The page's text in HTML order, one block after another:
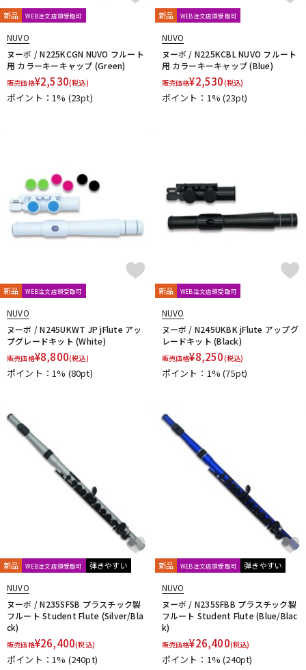
新品 WEB注文店頭受取可
NUVO
ヌーボ / N225KCGN NUVO フルート
用 カラーキーキャップ (Green)
販売価格¥2,530(税込)
ポイント：1% (23pt)
新品 WEB注文店頭受取可
NUVO
ヌーボ / N225KCBL NUVO フルート
用 カラーキーキャップ (Blue)
販売価格¥2,530(税込)
ポイント：1%(23pt)
新品 WEB注文店頭受取可
NUVO
ヌーボ / N245UKWT JP jFlute アッ
プグレードキット (White)
販売価格¥8,800(税込)
ポイント：1% (80pt)
新品 WEB注文店頭受取可
NUVO
ヌーボ / N245UKBK jFlute アップグ
レードキット (Black)
販売価格¥8,250(税込)
ポイント：1%(75pt)
新品 WEB注文店頭受取可 弾きやすい
NUVO
ヌーボ / N235SFSB プラスチック製
フルート Student Flute (Silver/Bla
ck)
販売価格¥26,400(税込)
ポイント：1% (240pt)
新品 WEB注文店頭受取可 弾きやすい
NUVO
ヌーボ / N235SFBB プラスチック製
フルート Student Flute (Blue/Blac
k)
販売価格¥26,400(税込)
ポイント：1%(240pt)